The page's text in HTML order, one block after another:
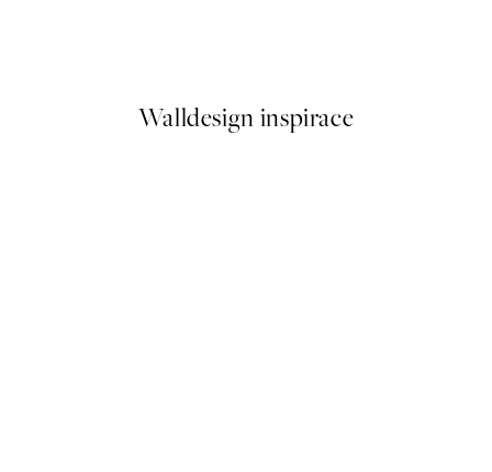
Walldesign inspirace